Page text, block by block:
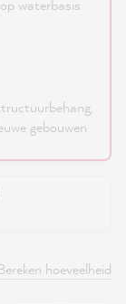
waterbasis
gebouwen
hoeveelheid